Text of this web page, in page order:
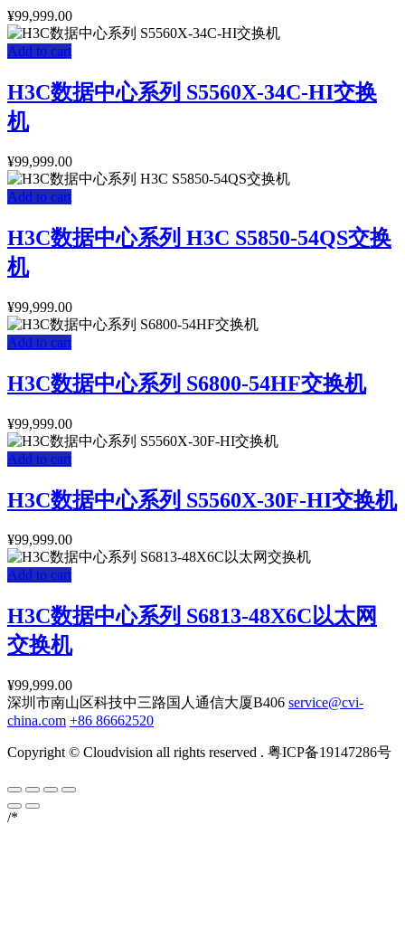
¥99,999.00
Add to cart
H3C数据中心系列 S5560X-34C-HI交换
机
¥99,999.00
Add to cart
H3C数据中心系列 H3C S5850-54QS交换
机
¥99,999.00
Add to cart
H3C数据中心系列 S6800-54HF交换机
¥99,999.00
Add to cart
H3C数据中心系列 S5560X-30F-HI交换机
¥99,999.00
Add to cart
H3C数据中心系列 S6813-48X6C以太网
交换机
¥99,999.00
深圳市南山区科技中三路国人通信大厦B406 service@cvi-
china.com +86 86662520
Copyright © Cloudvision all rights reserved . 粤ICP备19147286号
/*